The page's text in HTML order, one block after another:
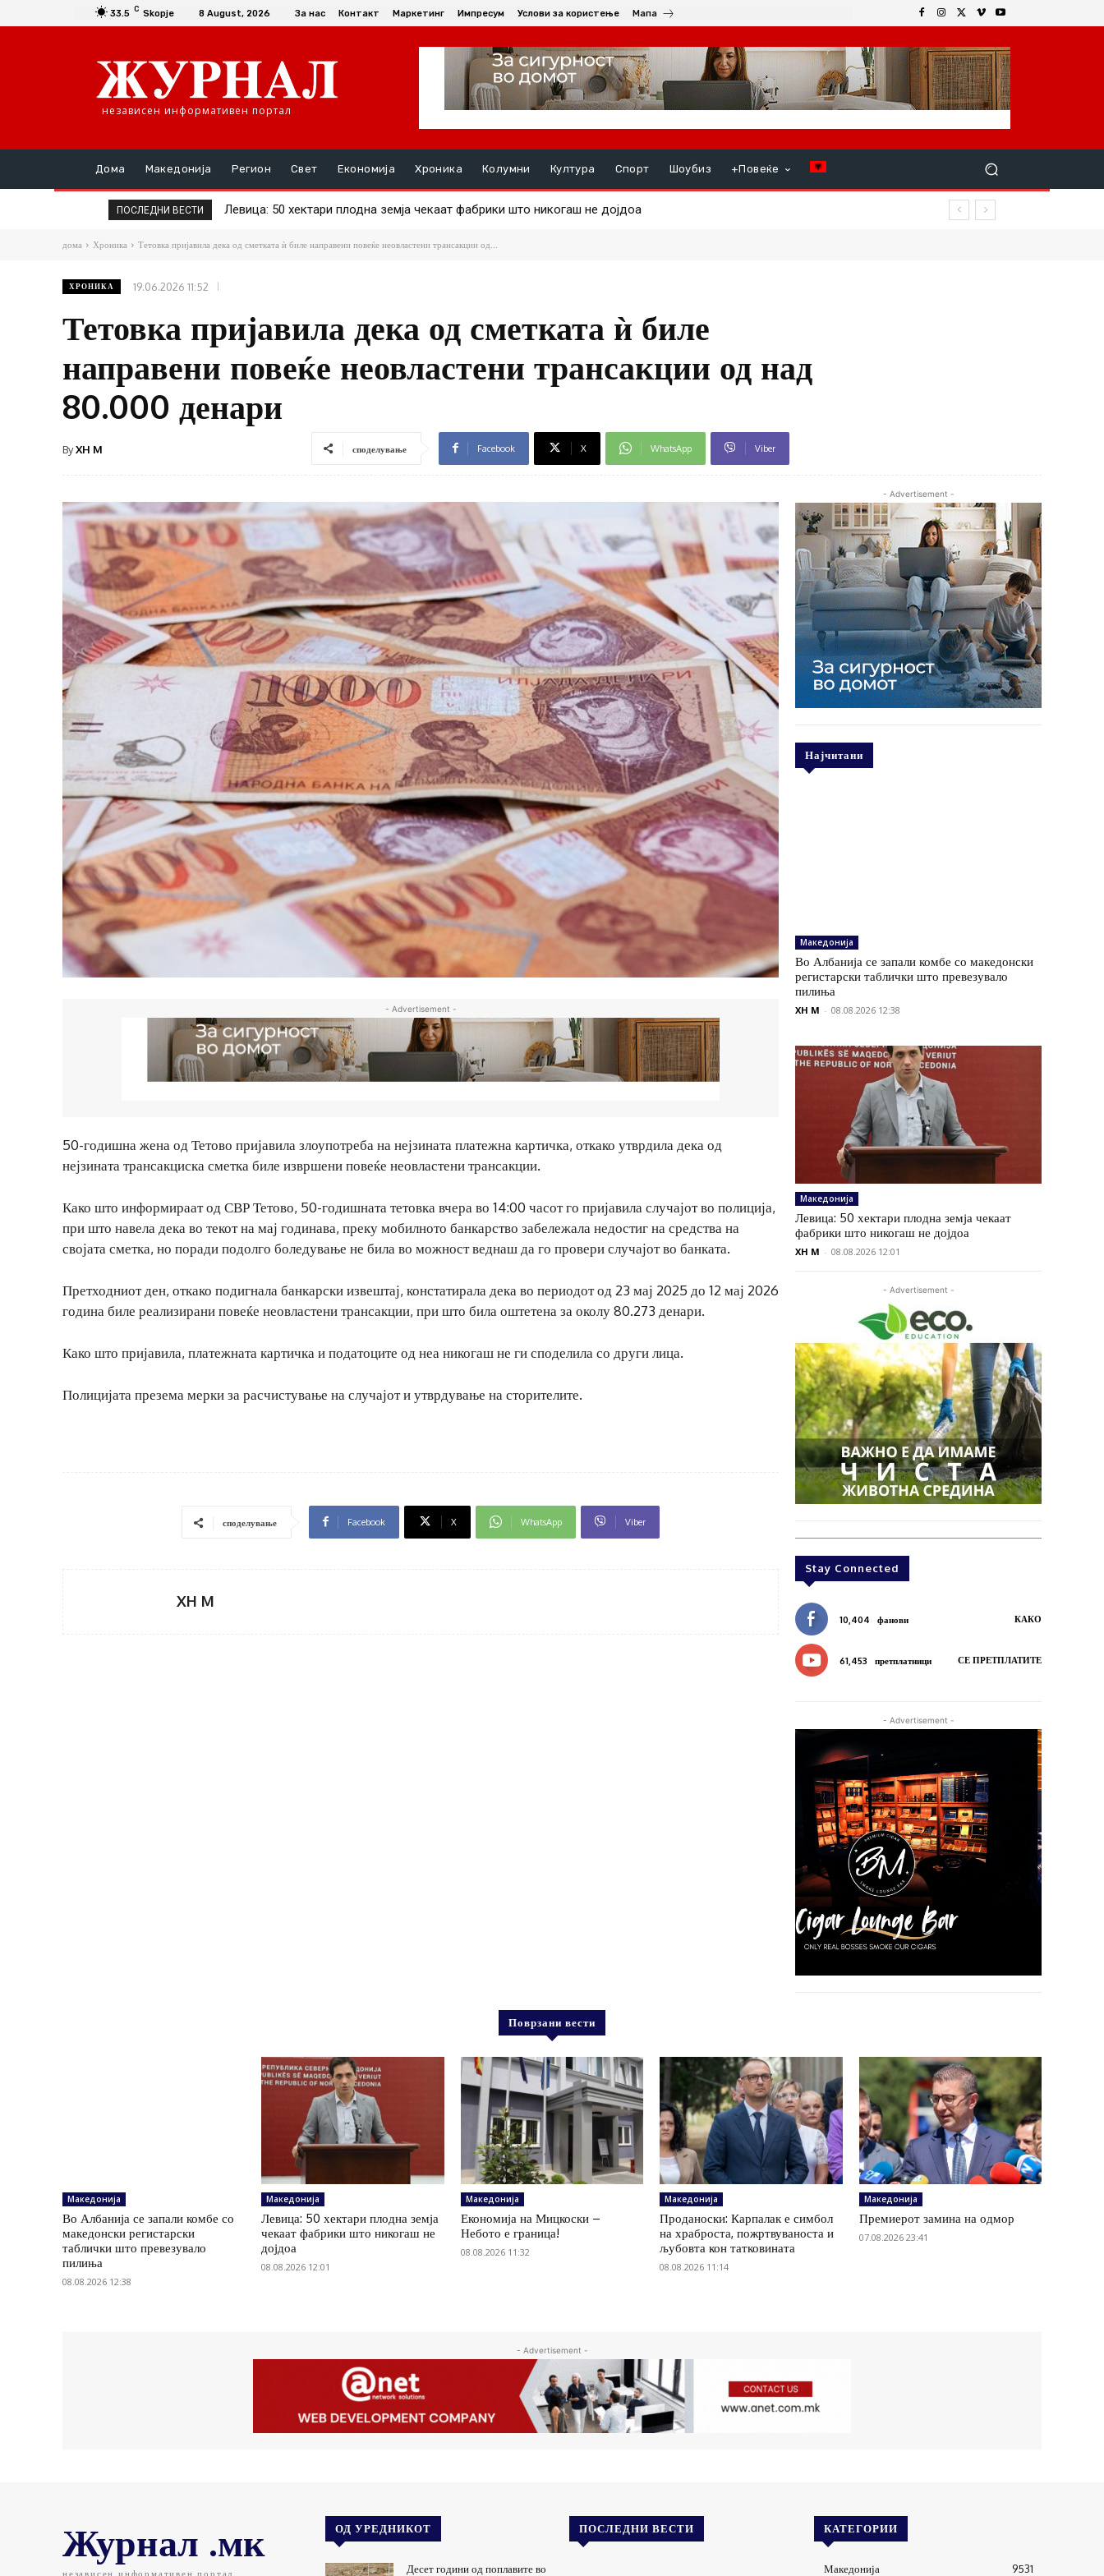
33.5 C Skopje 8 August, 2026 За нас Контакт Маркетинг Импресум Услови за користење Мапа
независен информативен портал
Дома Македонија Регион Свет Економија Хроника Колумни Култура Спорт Шоубиз +Повеќе
ПОСЛЕДНИ ВЕСТИ Левица: 50 хектари плодна земја чекаат фабрики што никогаш не дојдоа
Економија на Мицкоски – Небото е граница!
дома Хроника Тетовка пријавила дека од сметката ѝ биле направени повеќе неовластени трансакции од...
ХРОНИКА 19.06.2026 11:52
Тетовка пријавила дека од сметката ѝ биле
направени повеќе неовластени трансакции од над
80.000 денари
ByXH M споделување Facebook X WhatsApp Viber
- Advertisement -
50-годишна жена од Тетово пријавила злоупотреба на нејзината платежна картичка, откако утврдила дека од
нејзината трансакциска сметка биле извршени повеќе неовластени трансакции.
Како што информираат од СВР Тетово, 50-годишната тетовка вчера во 14:00 часот го пријавила случајот во полиција,
при што навела дека во текот на мај годинава, преку мобилното банкарство забележала недостиг на средства на
својата сметка, но поради подолго боледување не била во можност веднаш да го провери случајот во банката.
Претходниот ден, откако подигнала банкарски извештај, констатирала дека во периодот од 23 мај 2025 до 12 мај 2026
година биле реализирани повеќе неовластени трансакции, при што била оштетена за околу 80.273 денари.
Како што пријавила, платежната картичка и податоците од неа никогаш не ги споделила со други лица.
Полицијата презема мерки за расчистување на случајот и утврдување на сторителите.
споделување Facebook X WhatsApp Viber
XH M
- Advertisement -
Најчитани
Македонија
Во Албанија се запали комбе со македонски
регистарски таблички што превезувало
пилиња
XH M - 08.08.2026 12:38
Македонија
Левица: 50 хектари плодна земја чекаат
фабрики што никогаш не дојдоа
XH M - 08.08.2026 12:01
- Advertisement -
Stay Connected
10,404 фанови КАКО
61,453 претплатници СЕ ПРЕТПЛАТИТЕ
- Advertisement -
Поврзани вести
Македонија
Во Албанија се запали комбе со
македонски регистарски
таблички што превезувало
пилиња
08.08.2026 12:38
Македонија
Левица: 50 хектари плодна земја
чекаат фабрики што никогаш не
дојдоа
08.08.2026 12:01
Македонија
Економија на Мицкоски –
Небото е граница!
08.08.2026 11:32
Македонија
Проданоски: Карпалак е симбол
на храброста, пожртвуваноста и
љубовта кон татковината
08.08.2026 11:14
Македонија
Премиерот замина на одмор
07.08.2026 23:41
- Advertisement -
Журнал .мк ОД УРЕДНИКОТ
Десет години од поплавите во
ПОСЛЕДНИ ВЕСТИ КАТЕГОРИИ
Македонија 9531